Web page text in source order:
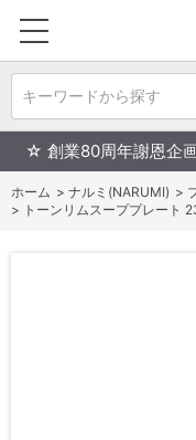
キーワードから探す
☆ 創業80周年謝恩企
ホーム > ナルミ(NARUMI) >
> トーンリムスーププレート